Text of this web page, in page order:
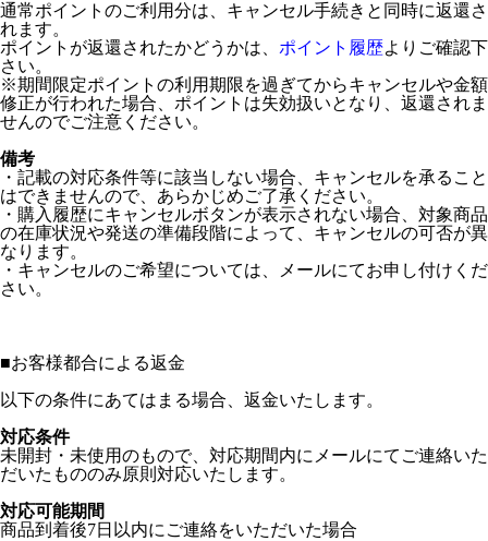
通常ポイントのご利用分は、キャンセル手続きと同時に返還さ
れます。
ポイントが返還されたかどうかは、 ポイント履歴よりご確認下
さい。
※期間限定ポイントの利用期限を過ぎてからキャンセルや金額
修正が行われた場合、ポイントは失効扱いとなり、返還されま
せんのでご注意ください。
備考
・記載の対応条件等に該当しない場合、キャンセルを承ること
はできませんので、あらかじめご了承ください。
・購入履歴にキャンセルボタンが表示されない場合、対象商品
の在庫状況や発送の準備段階によって、キャンセルの可否が異
なります。
・キャンセルのご希望については、メールにてお申し付けくだ
さい。
■お客様都合による返金
以下の条件にあてはまる場合、返金いたします。
対応条件
未開封・未使用のもので、対応期間内にメールにてご連絡いた
だいたもののみ原則対応いたします。
対応可能期間
商品到着後7日以内にご連絡をいただいた場合